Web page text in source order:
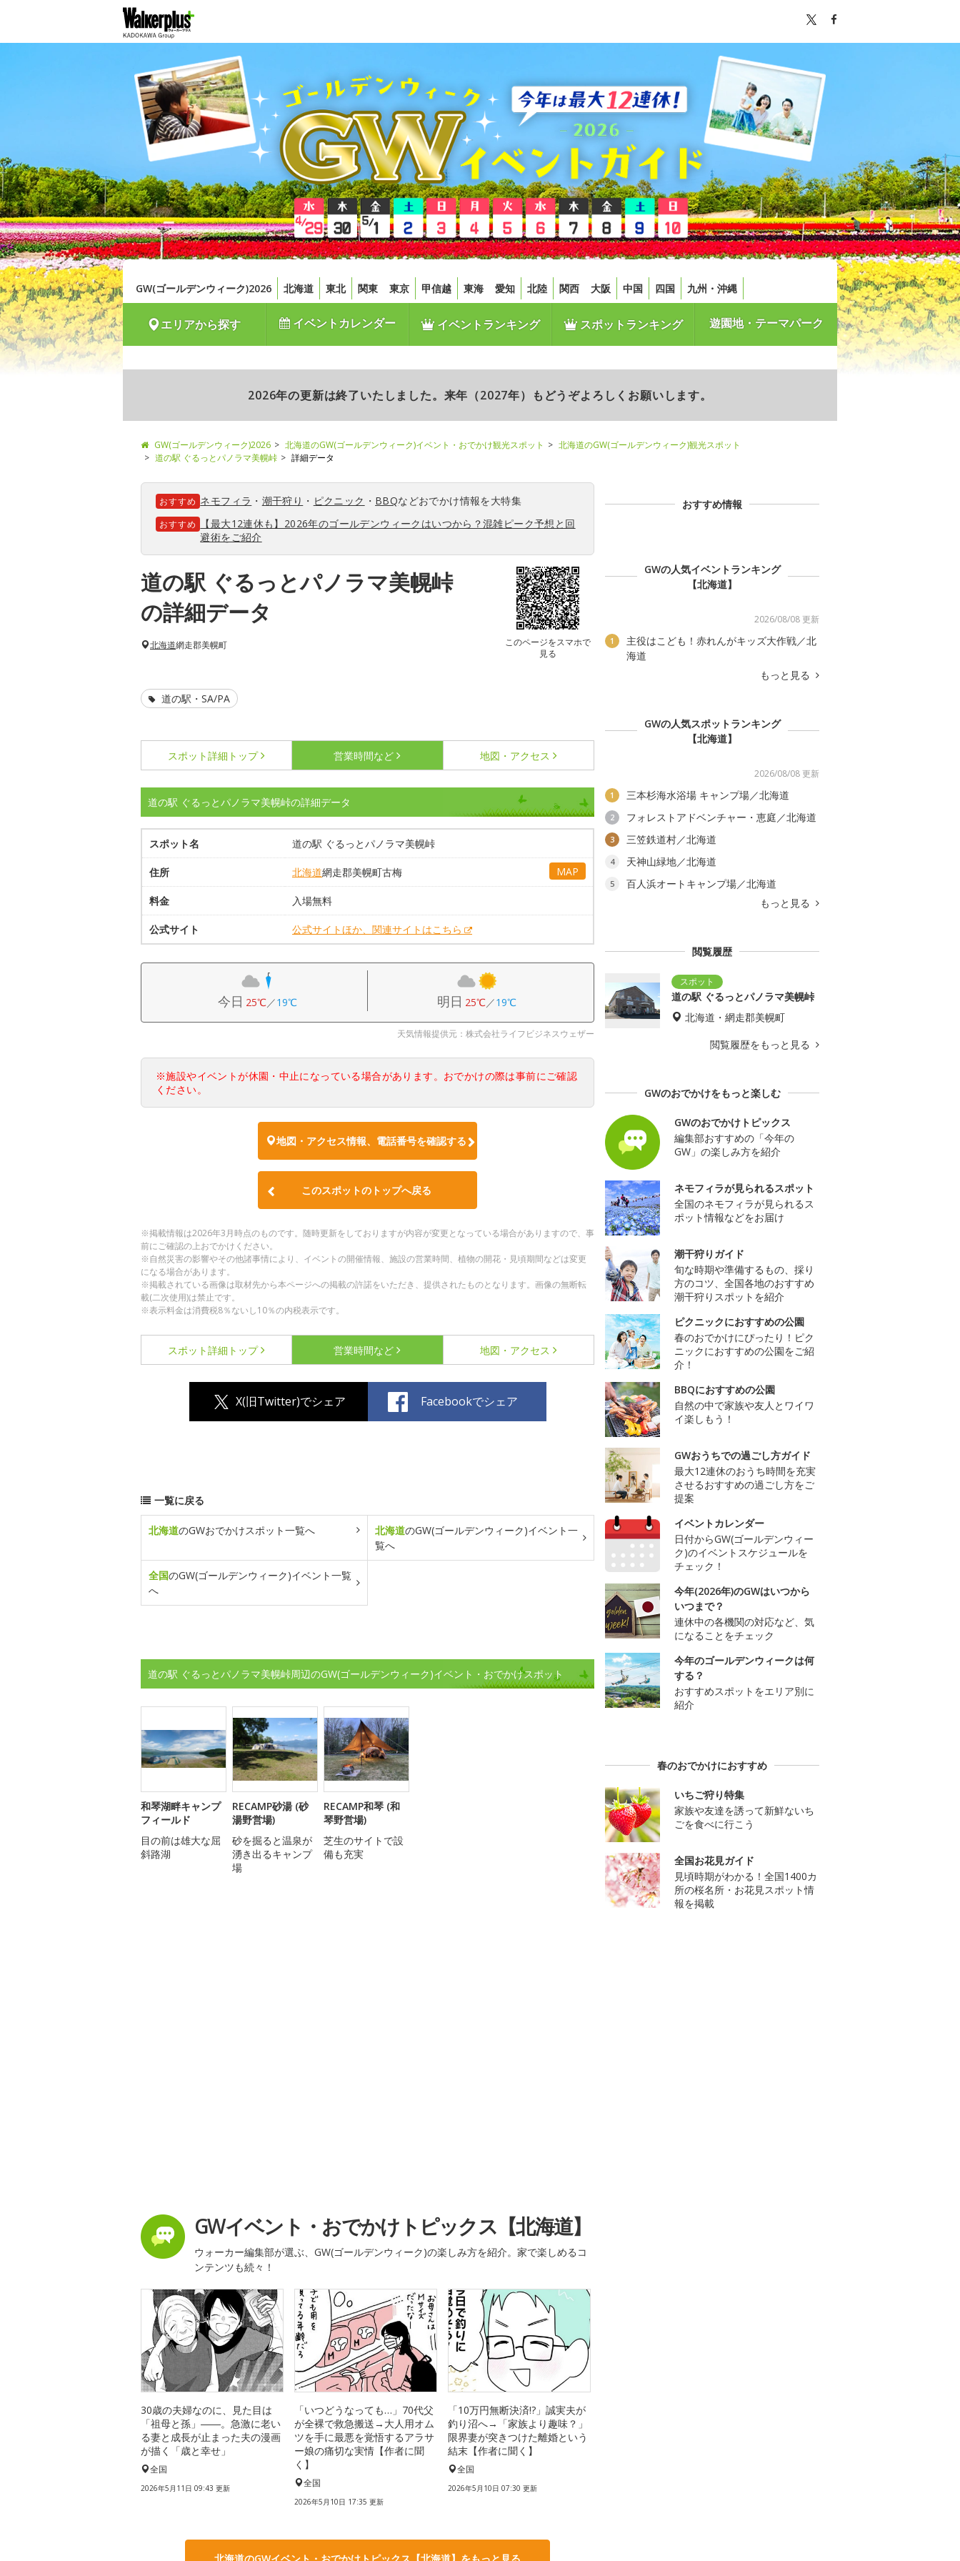
GW(ゴールデンウィーク)2026 北海道 東北 関東 東京 甲信越 東海 愛知 北陸 関西 大阪 中国 四国 九州・沖縄
エリアから探す イベントカレンダー イベントランキング スポットランキング 遊園地・テーマパーク
2026年の更新は終了いたしました。来年（2027年）もどうぞよろしくお願いします。
GW(ゴールデンウィーク)2026 北海道のGW(ゴールデンウィーク)イベント・おでかけ観光スポット
北海道のGW(ゴールデンウィーク)観光スポット
道の駅 ぐるっとパノラマ美幌峠
詳細データ
おすすめ ネモフィラ ・ 潮干狩り ・ ピクニック ・ BBQなどおでかけ情報を大特集
おすすめ
【最大12連休も】2026年のゴールデンウィークはいつから？混雑ピーク予想と回
避術をご紹介
道の駅 ぐるっとパノラマ美幌峠
の詳細データ
このページをスマホで
見る
北海道網走郡美幌町
道の駅・SA/PA
スポット詳細 トップ 営業時間など 地図・アクセス
道の駅 ぐるっとパノラマ美幌峠の詳細データ
スポット名 道の駅 ぐるっとパノラマ美幌峠
住所 北海道網走郡美幌町古梅 MAP
料金 入場無料
公式サイト 公式サイトほか、関連サイトはこちら
今日 25℃／19℃ 明日 25℃／19℃
天気情報提供元：株式会社ライフビジネスウェザー
※施設やイベントが休園・中止になっている場合があります。おでかけの際は事前にご確認
ください。
地図・アクセス情報、電話番号を確認する
このスポットのトップへ戻る
※掲載情報は2026年3月時点のものです。随時更新をしておりますが内容が変更となっている場合がありますので、事
前にご確認の上おでかけください。
※自然災害の影響やその他諸事情により、イベントの開催情報、施設の営業時間、植物の開花・見頃期間などは変更
になる場合があります。
※掲載されている画像は取材先から本ページへの掲載の許諾をいただき、提供されたものとなります。画像の無断転
載(二次使用)は禁止です。
※表示料金は消費税8％ないし10％の内税表示です。
スポット詳細 トップ 営業時間など 地図・アクセス
X(旧Twitter)でシェア Facebookでシェア
一覧に戻る
北海道のGWおでかけスポット一覧へ 北海道のGW(ゴールデンウィーク)イベント一
覧へ
全国のGW(ゴールデンウィーク)イベント一覧
へ
道の駅 ぐるっとパノラマ美幌峠周辺のGW(ゴールデンウィーク)イベント・おでかけスポット
和琴湖畔キャンプ
フィールド
目の前は雄大な屈
斜路湖
RECAMP砂湯 (砂
湯野営場)
砂を掘ると温泉が
湧き出るキャンプ
場
RECAMP和琴 (和
琴野営場)
芝生のサイトで設
備も充実
GWイベント・おでかけトピックス【北海道】
ウォーカー編集部が選ぶ、GW(ゴールデンウィーク)の楽しみ方を紹介。家で楽しめるコ
ンテンツも続々！
30歳の夫婦なのに、見た目は
「祖母と孫」――。急激に老い
る妻と成長が止まった夫の漫画
が描く「歳と幸せ」
全国
2026年5月11日 09:43 更新
「いつどうなっても…」70代父
が全裸で救急搬送→大人用オム
ツを手に最悪を覚悟するアラサ
ー娘の痛切な実情【作者に聞
く】
全国
2026年5月10日 17:35 更新
「10万円無断決済!?」誠実夫が
釣り沼へ→「家族より趣味？」
限界妻が突きつけた離婚という
結末【作者に聞く】
全国
2026年5月10日 07:30 更新
おすすめ情報
GWの人気イベントランキング
【北海道】
2026/08/08 更新
1
主役はこども！赤れんがキッズ大作戦／北
海道
もっと見る
GWの人気スポットランキング
【北海道】
2026/08/08 更新
1 三本杉海水浴場 キャンプ場／北海道
2 フォレストアドベンチャー・恵庭／北海道
3 三笠鉄道村／北海道
4 天神山緑地／北海道
5
百人浜オートキャンプ場／北海道
もっと見る
閲覧履歴
道の駅 ぐるっとパノラマ美幌峠
北海道・網走郡美幌町
閲覧履歴をもっと見る
GWのおでかけをもっと楽しむ
GWのおでかけトピックス
編集部おすすめの「今年の
GW」の楽しみ方を紹介
ネモフィラが見られるスポット
全国のネモフィラが見られるス
ポット情報などをお届け
潮干狩りガイド
旬な時期や準備するもの、採り
方のコツ、全国各地のおすすめ
潮干狩りスポットを紹介
ピクニックにおすすめの公園
春のおでかけにぴったり！ピク
ニックにおすすめの公園をご紹
介！
BBQにおすすめの公園
自然の中で家族や友人とワイワ
イ楽しもう！
GWおうちでの過ごし方ガイド
最大12連休のおうち時間を充実
させるおすすめの過ごし方をご
提案
イベントカレンダー
日付からGW(ゴールデンウィー
ク)のイベントスケジュールを
チェック！
今年(2026年)のGWはいつから
いつまで？
連休中の各機関の対応など、気
になることをチェック
今年のゴールデンウィークは何
する？
おすすめスポットをエリア別に
紹介
春のおでかけにおすすめ
いちご狩り特集
家族や友達を誘って新鮮ないち
ごを食べに行こう
全国お花見ガイド
見頃時期がわかる！全国1400カ
所の桜名所・お花見スポット情
報を掲載